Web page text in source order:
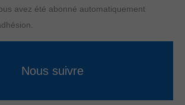
avez été abonné automatiquement
Nous suivre